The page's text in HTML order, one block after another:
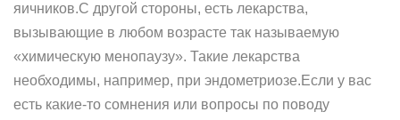
яичников.С другой стороны, есть лекарства,
вызывающие в любом возрасте так называемую
«химическую менопаузу». Такие лекарства
необходимы, например, при эндометриозе.Если у вас
есть какие-то сомнения или вопросы по поводу